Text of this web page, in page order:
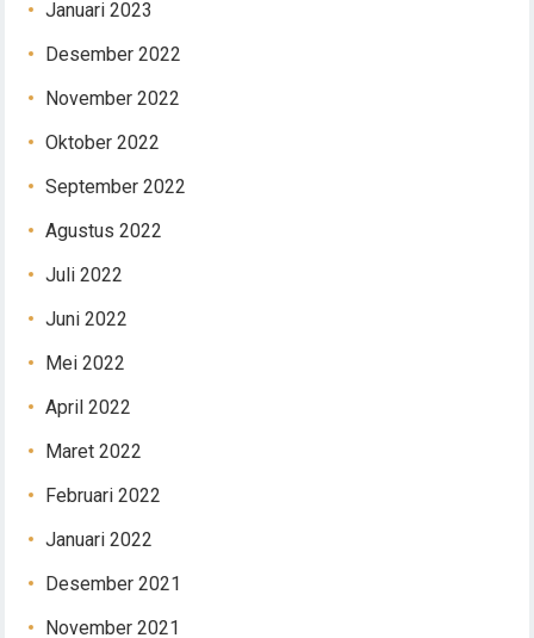
Januari 2023
Desember 2022
November 2022
Oktober 2022
September 2022
Agustus 2022
Juli 2022
Juni 2022
Mei 2022
April 2022
Maret 2022
Februari 2022
Januari 2022
Desember 2021
November 2021